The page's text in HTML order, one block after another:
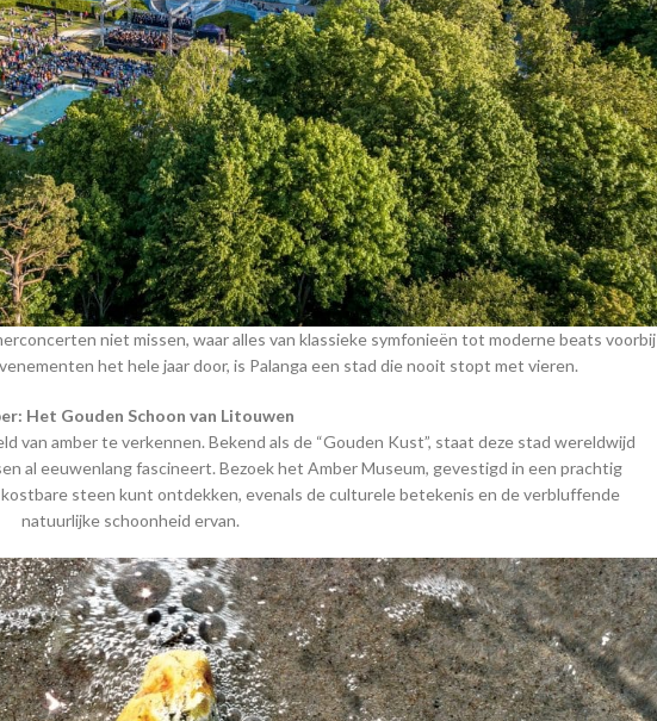
niet missen, waar alles van klassieke symfonieën tot moderne beats voorbij
het hele jaar door, is Palanga een stad die nooit stopt met vieren.
Het Gouden Schoon van Litouwen
van amber te verkennen. Bekend als de “Gouden Kust”, staat deze stad wereldwijd
al eeuwenlang fascineert. Bezoek het Amber Museum, gevestigd in een prachtig
steen kunt ontdekken, evenals de culturele betekenis en de verbluffende
natuurlijke schoonheid ervan.